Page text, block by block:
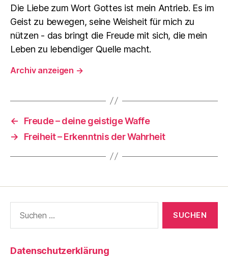
Die Liebe zum Wort Gottes ist mein Antrieb. Es im
Geist zu bewegen, seine Weisheit für mich zu
nützen - das bringt die Freude mit sich, die mein
Leben zu lebendiger Quelle macht.
Archiv anzeigen →
←
Freude – deine geistige Waffe
→
Freiheit – Erkenntnis der Wahrheit
nach:
Datenschutzerklärung